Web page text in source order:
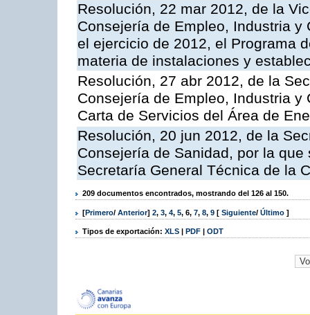
Resolución, 22 mar 2012, de la
Consejería de Empleo, Industria
el ejercicio de 2012, el Programa
materia de instalaciones y
Resolución, 27 abr 2012, de la
Consejería de Empleo, Industria
Carta de Servicios del Área de
Resolución, 20 jun 2012, de la
Consejería de Sanidad, por la
Secretaría General Técnica de la
209 documentos encontrados, mostrando del 126 al 150.
[Primero/ Anterior] 2, 3, 4, 5, 6, 7, 8, 9 [ Siguiente/ Último ]
Tipos de exportación: XLS | PDF | ODT